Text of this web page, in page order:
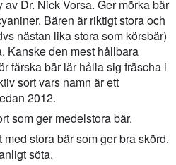
Dr. Nick Vorsa. Ger mörka bär
Bären är riktigt stora och
nästan lika stora som körsbär)
Kanske den mest hållbara
färska bär lär hålla sig fräscha i
sort vars namn är ett
2012.
som ger medelstora bär.
stora bär som ger bra skörd.
söta.